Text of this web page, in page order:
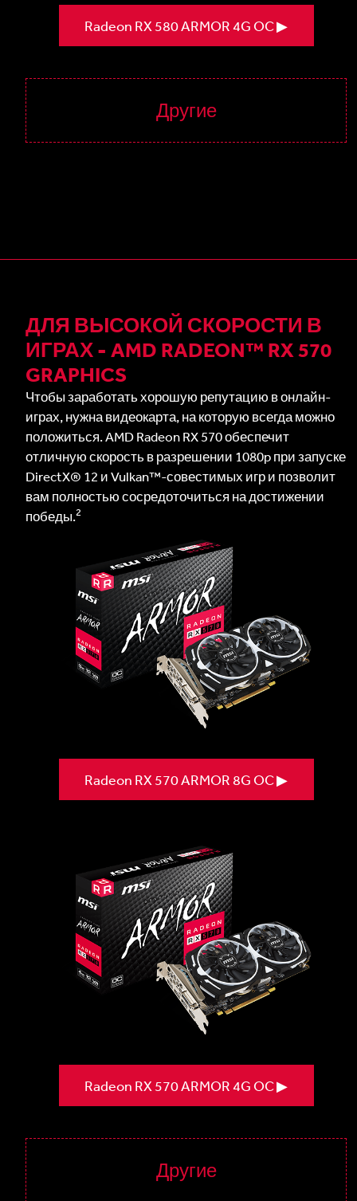
Radeon RX 580 ARMOR 4G OC ▶
Другие
ДЛЯ ВЫСОКОЙ СКОРОСТИ В
ИГРАХ - AMD RADEON™ RX 570
GRAPHICS
Чтобы заработать хорошую репутацию в онлайн-
играх, нужна видеокарта, на которую всегда можно
положиться. AMD Radeon RX 570 обеспечит
отличную скорость в разрешении 1080p при запуске
DirectX® 12 и Vulkan™-совестимых игр и позволит
вам полностью сосредоточиться на достижении
победы.2
Radeon RX 570 ARMOR 8G OC ▶
Radeon RX 570 ARMOR 4G OC ▶
Другие